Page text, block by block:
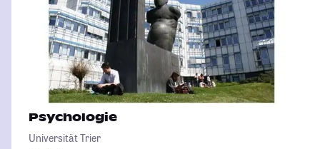
Psychologie
Universität Trier